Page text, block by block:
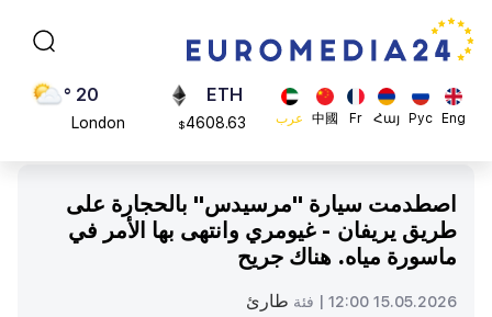
Eng
Рус
Հայ
Fr
中國 عرب
ADA
0.868816
ETH
$4608.63
20 °
London
23 °
Brussels
اصطدمت سيارة "مرسيدس" بالحجارة على
طريق يريفان - غيومري وانتهى بها الأمر في
ماسورة مياه. هناك جريح
15.05.2026 12:00 | فئة طارئ